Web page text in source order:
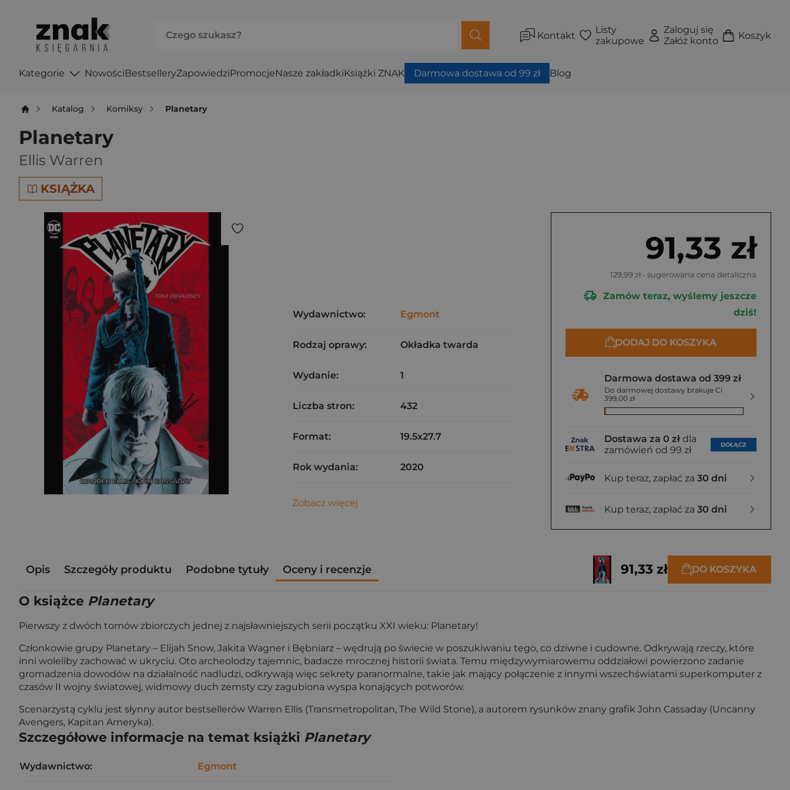
Kontakt
Listy
zakupowe
Zaloguj się
Załóż konto
Koszyk
Kategorie NowościBestselleryZapowiedziPromocjeNasze zakładkiKsiążki ZNAK Darmowa dostawa od 99 zł Blog
Katalog Komiksy Planetary
Planetary
Ellis Warren
KSIĄŻKA
91,33 zł
129,99 zł - sugerowana cena detaliczna
Zamów teraz, wyślemy jeszcze
dziś!
DODAJ DO KOSZYKA
Darmowa dostawa od 399 zł
Do darmowej dostawy brakuje Ci
399,00 zł
Dostawa za 0 zł dla
zamówień od 99 zł
DOŁĄCZ
Kup teraz, zapłać za 30 dni
Kup teraz, zapłać za 30 dni
Wydawnictwo: Egmont
Rodzaj oprawy: Okładka twarda
Wydanie: 1
Liczba stron: 432
Format: 19.5x27.7
Rok wydania: 2020
Zobacz więcej
Opis Szczegóły produktu Podobne tytuły Oceny i recenzje 91,33 zł DO KOSZYKA
O książce Planetary
Pierwszy z dwóch tomów zbiorczych jednej z najsławniejszych serii początku XXI wieku: Planetary!
Członkowie grupy Planetary – Elijah Snow, Jakita Wagner i Bębniarz – wędrują po świecie w poszukiwaniu tego, co dziwne i cudowne. Odkrywają rzeczy, które
inni woleliby zachować w ukryciu. Oto archeolodzy tajemnic, badacze mrocznej historii świata. Temu międzywymiarowemu oddziałowi powierzono zadanie
gromadzenia dowodów na działalność nadludzi, odkrywają więc sekrety paranormalne, takie jak mający połączenie z innymi wszechświatami superkomputer z
czasów II wojny światowej, widmowy duch zemsty czy zagubiona wyspa konających potworów.
Scenarzystą cyklu jest słynny autor bestsellerów Warren Ellis (Transmetropolitan, The Wild Stone), a autorem rysunków znany grafik John Cassaday (Uncanny
Avengers, Kapitan Ameryka).
Szczegółowe informacje na temat książki Planetary
Wydawnictwo: Egmont